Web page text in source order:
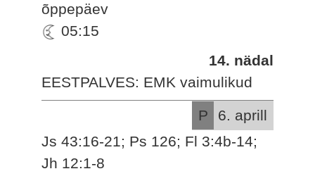
õppepäev
05:15
14. nädal
EESTPALVES: EMK vaimulikud
P
6. aprill
Js 43:16-21; Ps 126; Fl 3:4b-14;
Jh 12:1-8